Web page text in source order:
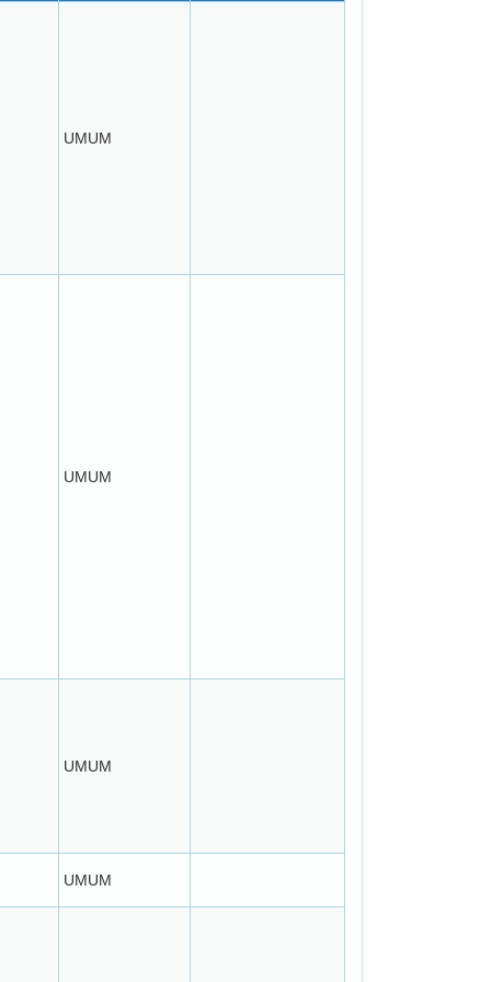
UMUM
UMUM
UMUM
UMUM